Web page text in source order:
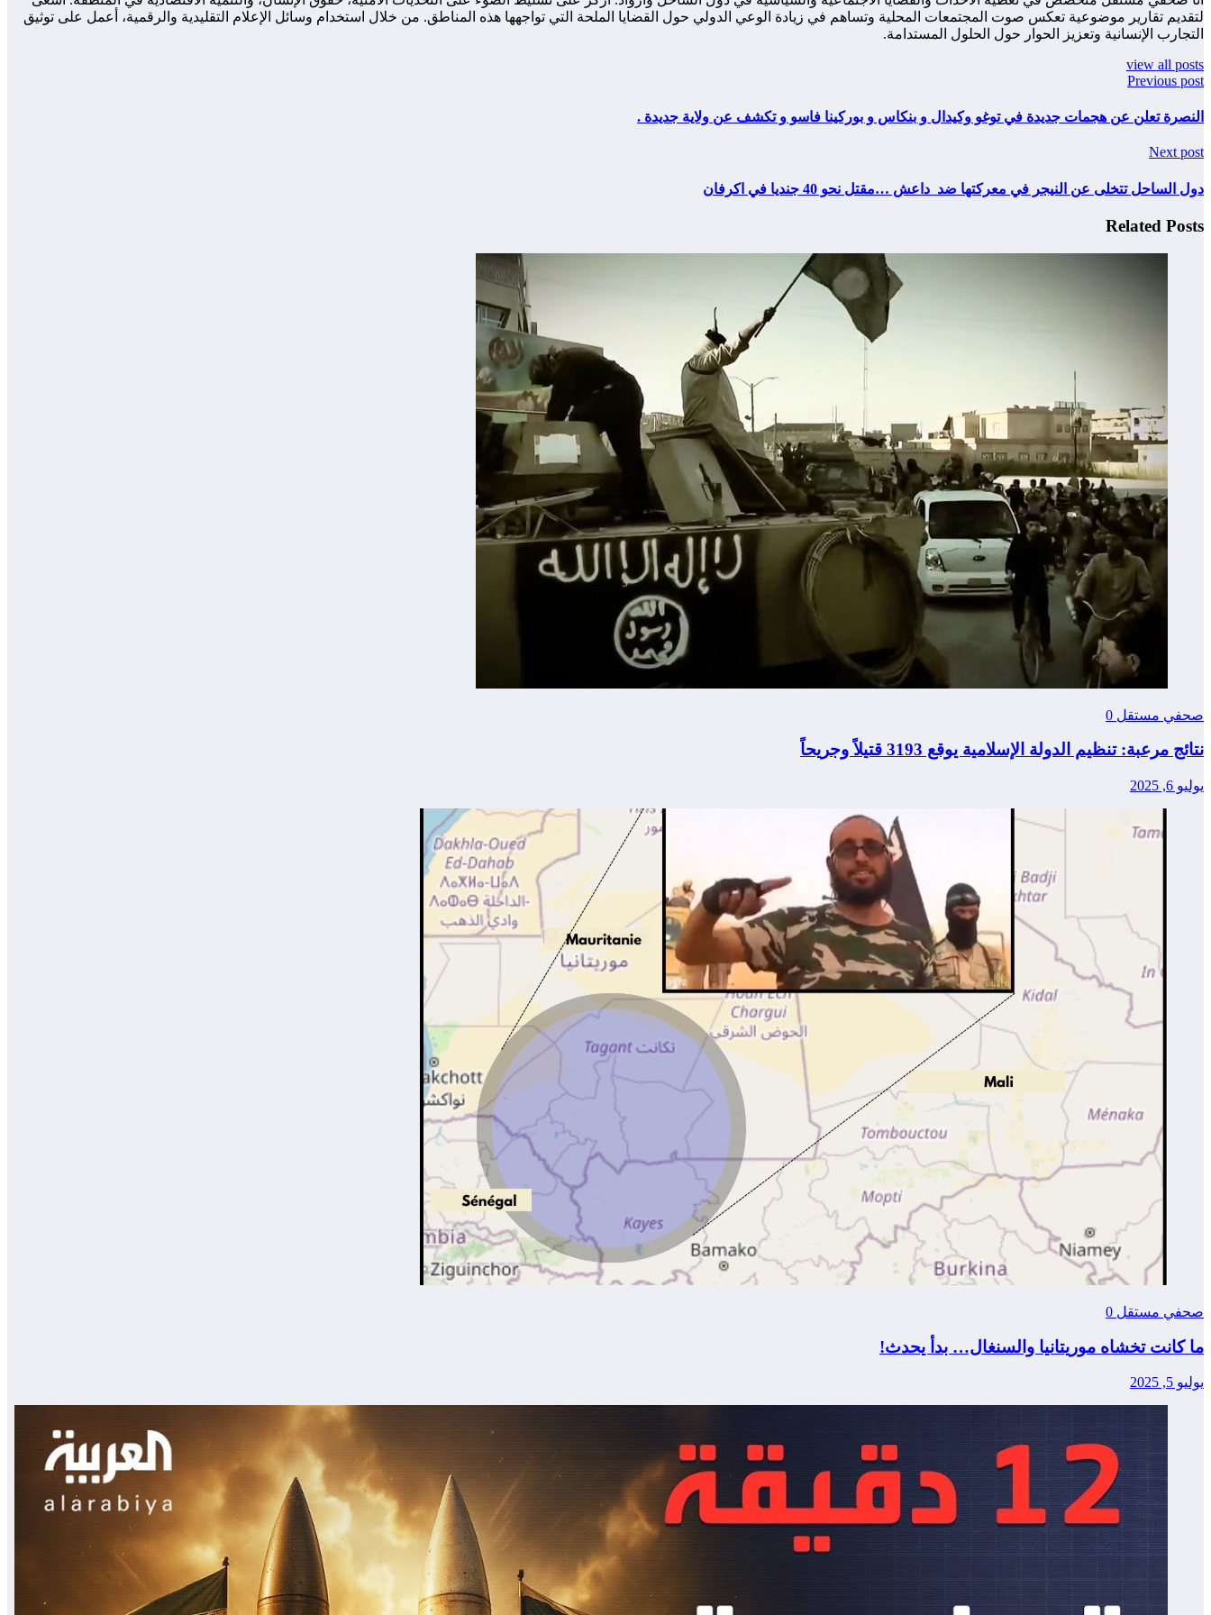
لتقديم تقارير موضوعية تعكس صوت المجتمعات المحلية وتساهم في زيادة الوعي الدولي حول القضايا الملحة التي تواجهها هذه المناطق. من خلال استخدام وسائل الإعلام التقليدية والرقمية، أعمل على توثيق
التجارب الإنسانية وتعزيز الحوار حول الحلول المستدامة.
view all posts
Previous post
النصرة تعلن عن هجمات جديدة في توغو وكيدال و بنكاس و بوركينا فاسو و تكشف عن ولاية جديدة .
Next post
دول الساحل تتخلى عن النيجر في معركتها ضد داعش …مقتل نحو 40 جنديا في اكرفان
Related Posts
صحفي مستقل 0
نتائج مرعبة: تنظيم الدولة الإسلامية يوقع 3193 قتيلاً وجريحاً
يوليو 6, 2025
صحفي مستقل 0
ما كانت تخشاه موريتانيا والسنغال… بدأ يحدث!
يوليو 5, 2025